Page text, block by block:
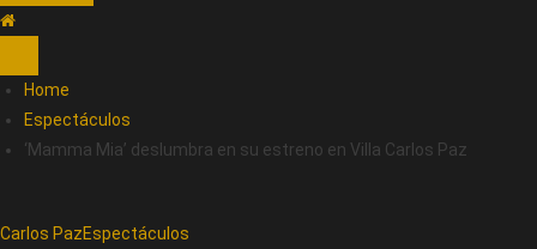
Home
Espectáculos
‘Mamma Mia’ deslumbra en su estreno en Villa Carlos Paz
Carlos PazEspectáculos